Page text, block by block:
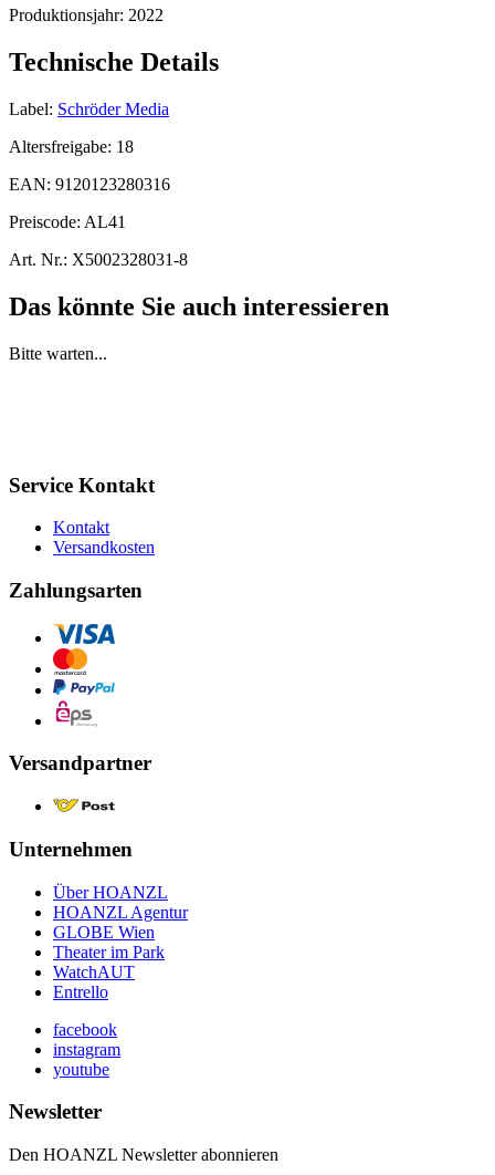
Produktionsjahr: 2022
Technische Details
Label: Schröder Media
Altersfreigabe: 18
EAN: 9120123280316
Preiscode: AL41
Art. Nr.: X5002328031-8
Das könnte Sie auch interessieren
Bitte warten...
Service Kontakt
Kontakt
Versandkosten
Zahlungsarten
Versandpartner
Unternehmen
Über HOANZL
HOANZL Agentur
GLOBE Wien
Theater im Park
WatchAUT
Entrello
facebook
instagram
youtube
Newsletter
Den HOANZL Newsletter abonnieren